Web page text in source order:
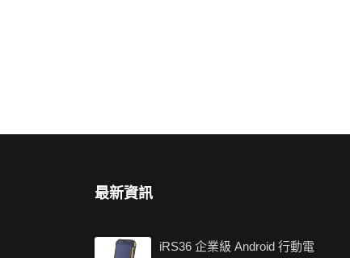
最新資訊
iRS36 企業級 Android 行動電